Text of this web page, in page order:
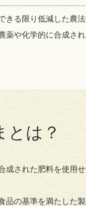
きる限り低減した農法
薬や化学的に合成さ
とは？
された肥料を使用
品の基準を満たした